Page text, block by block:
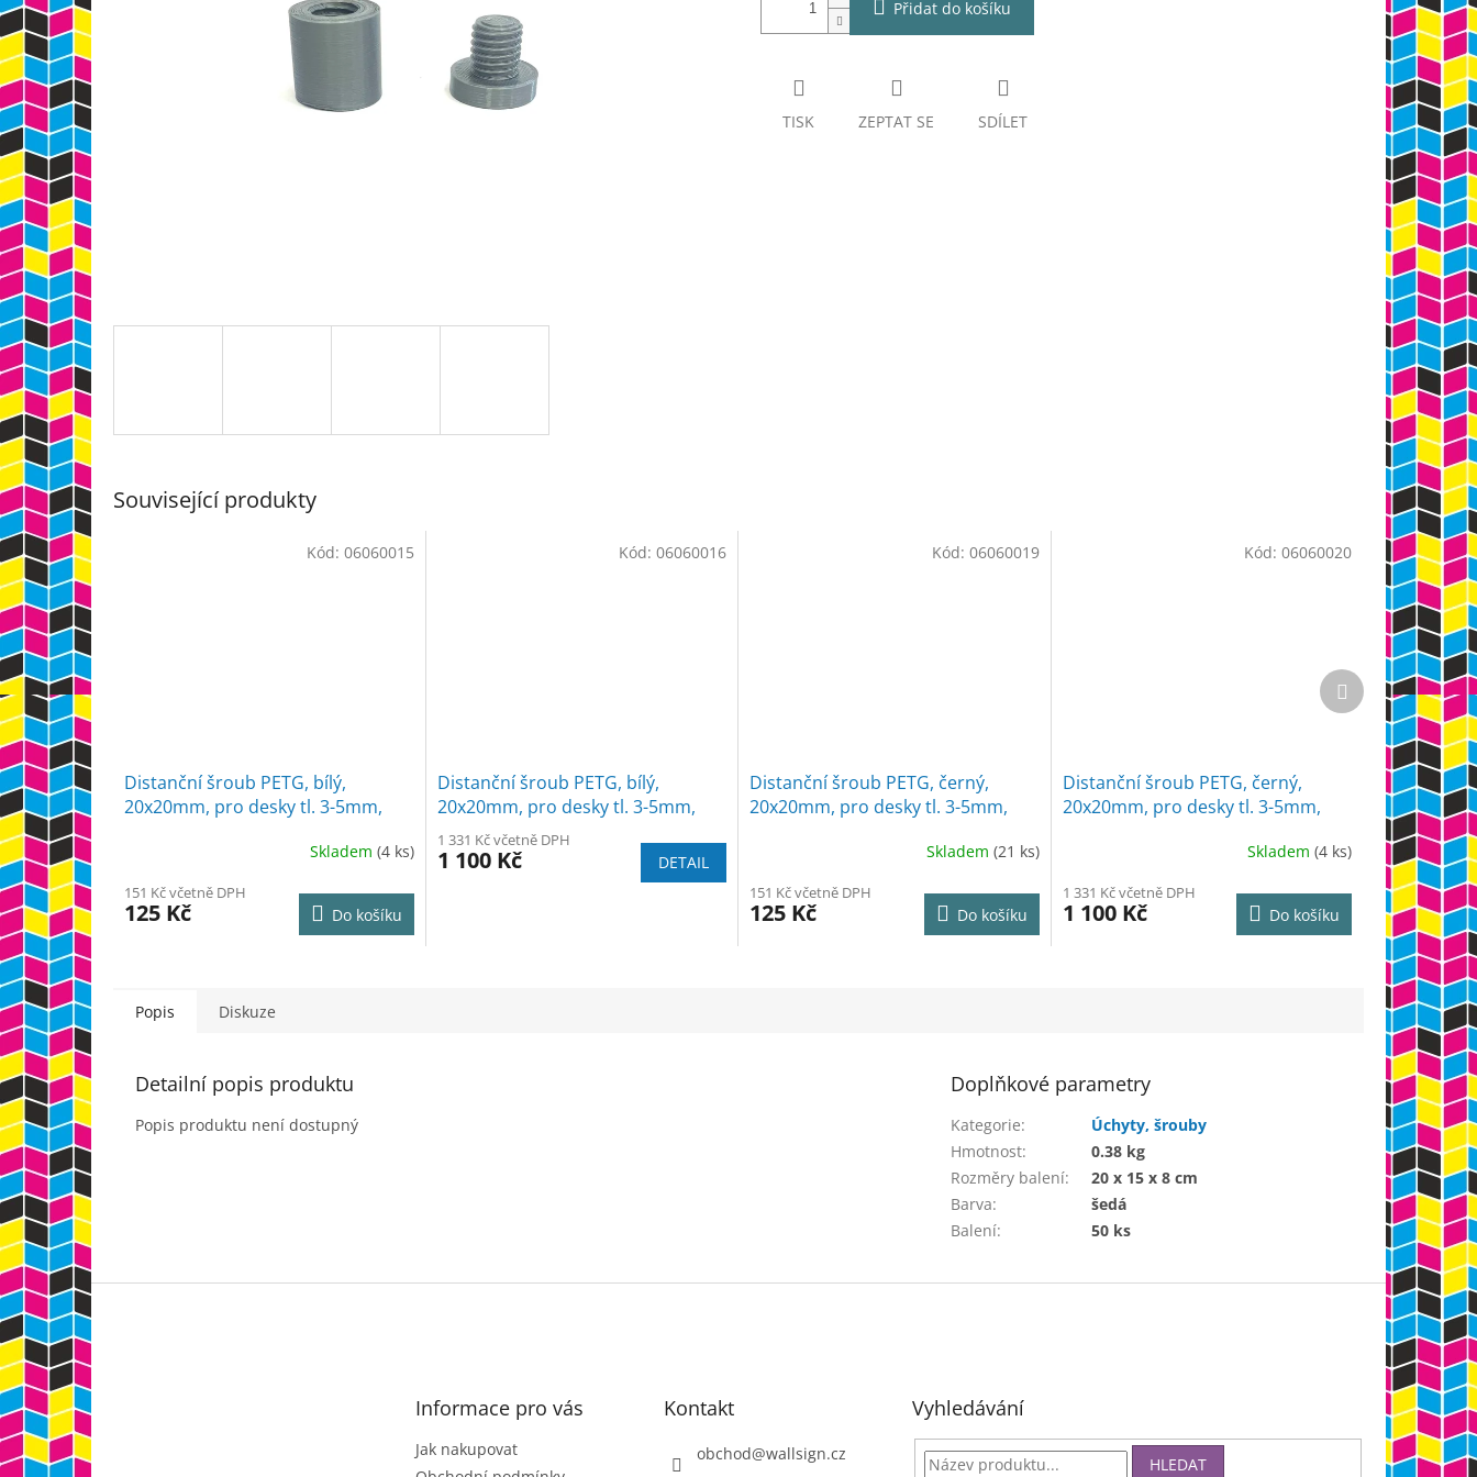
Přidat do košíku
TISK ZEPTAT SE SDÍLET
Související produkty
Distanční šroub PETG, bílý,
20x20mm, pro desky tl. 3-5mm,
Skladem (4 ks)
151 Kč včetně DPH
125 Kč Do košíku
Kód: 06060015
Distanční šroub PETG, bílý,
20x20mm, pro desky tl. 3-5mm,
50ks
1 331 Kč včetně DPH
1 100 Kč DETAIL
Kód: 06060016
Distanční šroub PETG, černý,
20x20mm, pro desky tl. 3-5mm,
Skladem (21 ks)
151 Kč včetně DPH
125 Kč Do košíku
Kód: 06060019
Distanční šroub PETG, černý,
20x20mm, pro desky tl. 3-5mm,
Skladem (4 ks)
1 331 Kč včetně DPH
1 100 Kč Do košíku
Kód: 06060020
Další
produkt
Popis Diskuze
Detailní popis produktu
Popis produktu není dostupný
Doplňkové parametry
Kategorie:
Úchyty, šrouby
Hmotnost:
0.38 kg
Rozměry balení:
20 x 15 x 8 cm
Barva:
šedá
Balení: 50 ks
Z
á
p
a
t
í
Informace pro vás
Jak nakupovat
Kontakt
obchod@wallsign.cz
Vyhledávání
HLEDAT